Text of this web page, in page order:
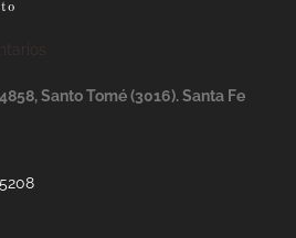
Santo Tomé (3016). Santa Fe